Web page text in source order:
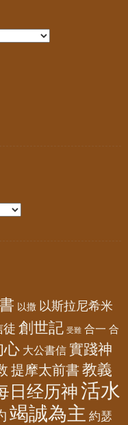
以撒 以斯拉尼希米
徒 創世記 受難 合一 合
心 大公書信 實踐神
提摩太前書 教義
日经历神活水
竭誠為主 約瑟